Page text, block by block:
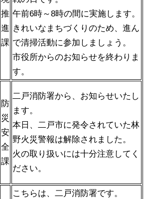
推
進
課
午前6時～8時の間に実施します。
きれいなまちづくりのため、進ん
で清掃活動に参加しましょう。
市役所からのお知らせを終わりま
す。
防
災
安
全
課
二戸消防署から、お知らせいたし
ます。
本日、二戸市に発令されていた林
野火災警報は解除されました。
火の取り扱いには十分注意してく
ださい。
こちらは、二戸消防署です。